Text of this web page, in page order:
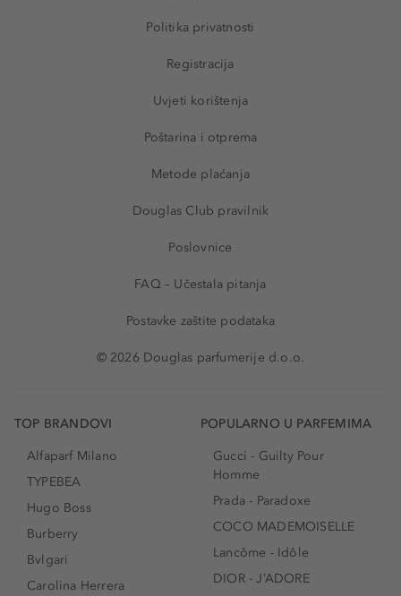
Politika privatnosti
Registracija
Uvjeti korištenja
Poštarina i otprema
Metode plaćanja
Douglas Club pravilnik
Poslovnice
FAQ – Učestala pitanja
Postavke zaštite podataka
© 2026 Douglas parfumerije d.o.o.
TOP BRANDOVI
Alfaparf Milano
TYPEBEA
Hugo Boss
Burberry
Bvlgari
Carolina Herrera
POPULARNO U PARFEMIMA
Gucci - Guilty Pour
Homme
Prada - Paradoxe
COCO MADEMOISELLE
Lancôme - Idôle
DIOR - J’ADORE